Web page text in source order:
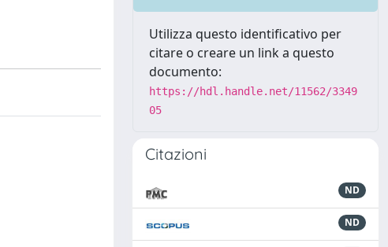
Utilizza questo identificativo per
citare o creare un link a questo
documento:
https://hdl.handle.net/11562/3349
05
Citazioni
ND
ND